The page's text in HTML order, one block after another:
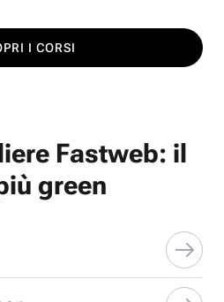
I CORSI
Fastweb: il
green